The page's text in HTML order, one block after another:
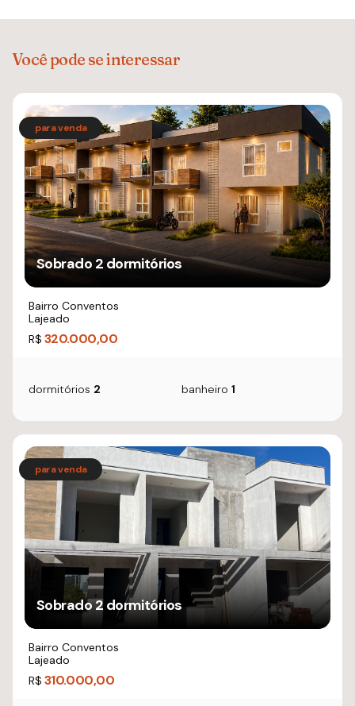
Você pode se interessar
Sobrado 2 dormitórios
Bairro Conventos
Lajeado
R$ 320.000,00
dormitórios 2 banheiro 1
Sobrado 2 dormitórios
Bairro Conventos
Lajeado
R$ 310.000,00